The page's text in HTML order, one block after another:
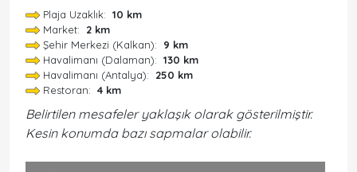
Plaja Uzaklık: 10 km
Market: 2 km
Şehir Merkezi (Kalkan): 9 km
Havalimanı (Dalaman): 130 km
Havalimanı (Antalya): 250 km
Restoran: 4 km
Belirtilen mesafeler yaklaşık olarak gösterilmiştir.
Kesin konumda bazı sapmalar olabilir.